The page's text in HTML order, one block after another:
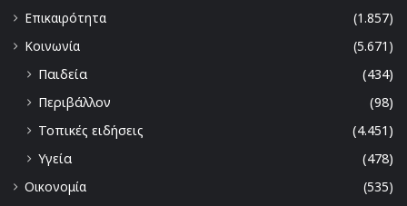
Επικαιρότητα
(1.857)
Κοινωνία
(5.671)
Παιδεία
(434)
Περιβάλλον
(98)
Τοπικές ειδήσεις
(4.451)
Υγεία
(478)
Οικονομία
(535)